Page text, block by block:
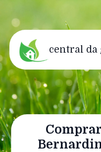
central da